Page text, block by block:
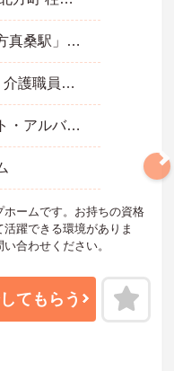
樽見鉄道「北方真桑駅」徒歩7分
■介護福祉士、介護職員実務者研修修了者、介護職員初任者研修修了者いずれかの資格 ■経験1年以上必須
非常勤・パート・アルバイト
ームです。お持ちの資格
躍できる環境がありま
合わせください。
てもらう